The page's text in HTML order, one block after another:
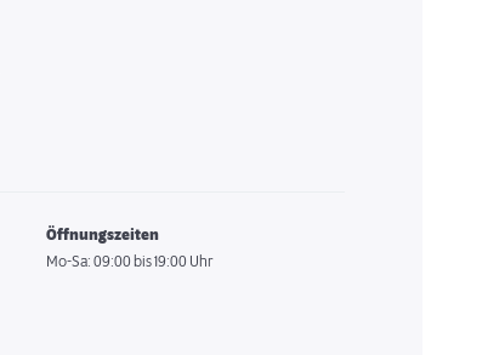
Öffnungszeiten
Mo-Sa: 09:00 bis 19:00 Uhr